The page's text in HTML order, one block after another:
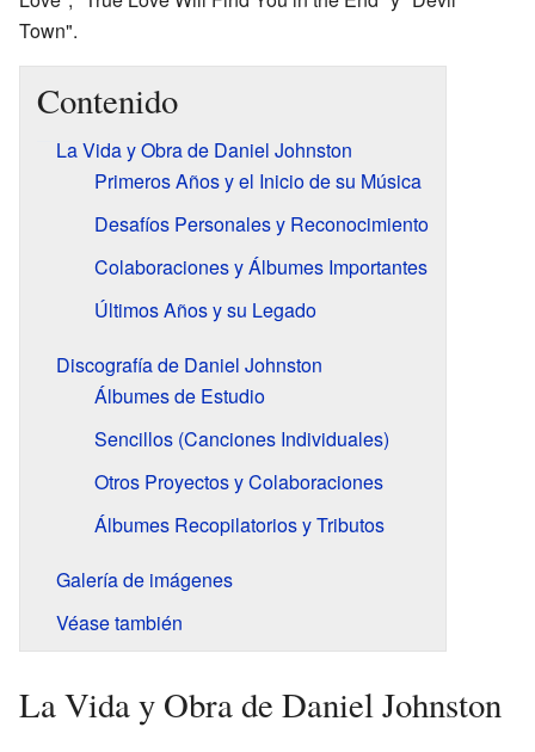
Town".
Contenido
La Vida y Obra de Daniel Johnston
Primeros Años y el Inicio de su Música
Desafíos Personales y Reconocimiento
Colaboraciones y Álbumes Importantes
Últimos Años y su Legado
Discografía de Daniel Johnston
Álbumes de Estudio
Sencillos (Canciones Individuales)
Otros Proyectos y Colaboraciones
Álbumes Recopilatorios y Tributos
Galería de imágenes
Véase también
La Vida y Obra de Daniel Johnston